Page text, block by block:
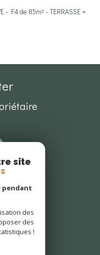
- F4 de 85m² - TERRASSE =
site
pendant
des
des
!